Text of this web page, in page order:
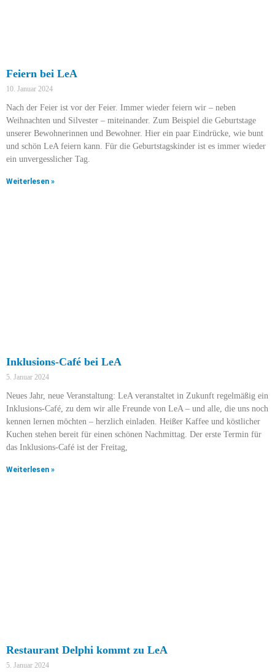
Feiern bei LeA
10. Januar 2024
Nach der Feier ist vor der Feier. Immer wieder feiern wir – neben
Weihnachten und Silvester – miteinander. Zum Beispiel die Geburtstage
unserer Bewohnerinnen und Bewohner. Hier ein paar Eindrücke, wie bunt
und schön LeA feiern kann. Für die Geburtstagskinder ist es immer wieder
ein unvergesslicher Tag.
Weiterlesen »
Inklusions-Café bei LeA
5. Januar 2024
Neues Jahr, neue Veranstaltung: LeA veranstaltet in Zukunft regelmäßig ein
Inklusions-Café, zu dem wir alle Freunde von LeA – und alle, die uns noch
kennen lernen möchten – herzlich einladen. Heißer Kaffee und köstlicher
Kuchen stehen bereit für einen schönen Nachmittag. Der erste Termin für
das Inklusions-Café ist der Freitag,
Weiterlesen »
Restaurant Delphi kommt zu LeA
5. Januar 2024